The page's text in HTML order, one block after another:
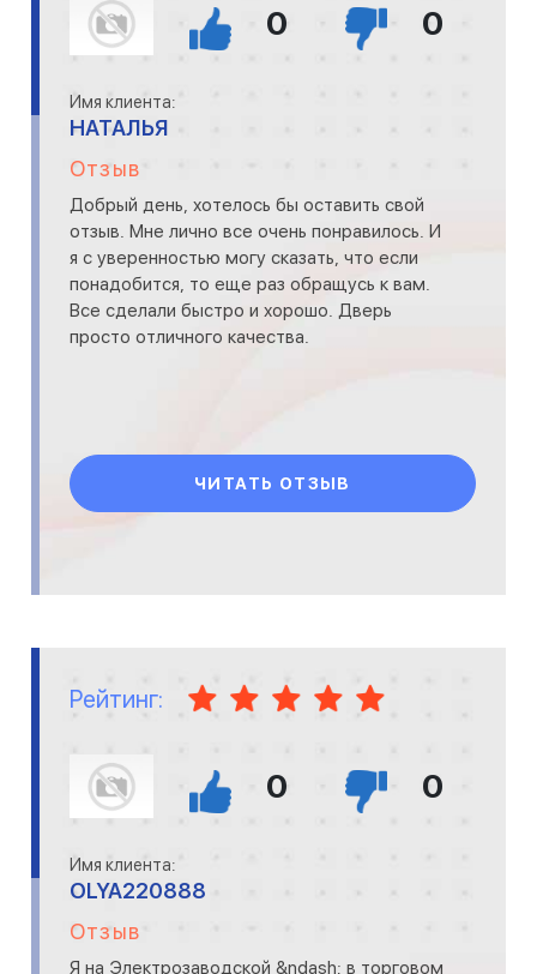
0 0
Имя клиента:
НАТАЛЬЯ
Отзыв
Добрый день, хотелось бы оставить свой
отзыв. Мне лично все очень понравилось. И
я с уверенностью могу сказать, что если
понадобится, то еще раз обращусь к вам.
Все сделали быстро и хорошо. Дверь
просто отличного качества.
ЧИТАТЬ ОТЗЫВ
Рейтинг:
0 0
Имя клиента:
OLYA220888
Отзыв
Я на Электрозаводской &ndash; в торговом